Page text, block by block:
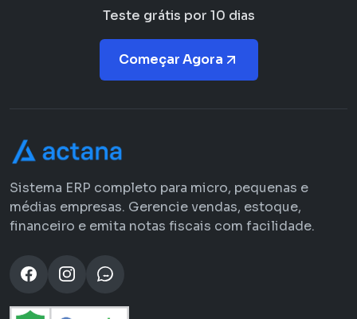
Teste grátis por 10 dias
Começar Agora
Sistema ERP completo para micro, pequenas e
médias empresas. Gerencie vendas, estoque,
financeiro e emita notas fiscais com facilidade.